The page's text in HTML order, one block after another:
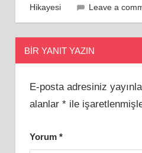
Hikayesi
Leave a
BIR YANIT YAZIN
E-posta adresiniz
alanlar *ile
Yorum *